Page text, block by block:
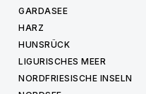
GARDASEE
HARZ
HUNSRÜCK
LIGURISCHES MEER
NORDFRIESISCHE INSELN